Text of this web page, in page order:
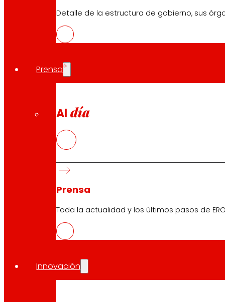
Detalle de la estructura de gobierno, sus
Prensa
Al día
Prensa
Toda la actualidad y los últimos pasos de
Innovación